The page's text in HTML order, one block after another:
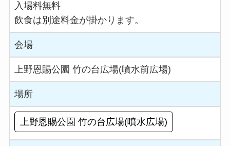
入場料無料
飲食は別途料金が掛かります。
会場
上野恩賜公園 竹の台広場(噴水前広場)
場所
上野恩賜公園 竹の台広場(噴水広場)